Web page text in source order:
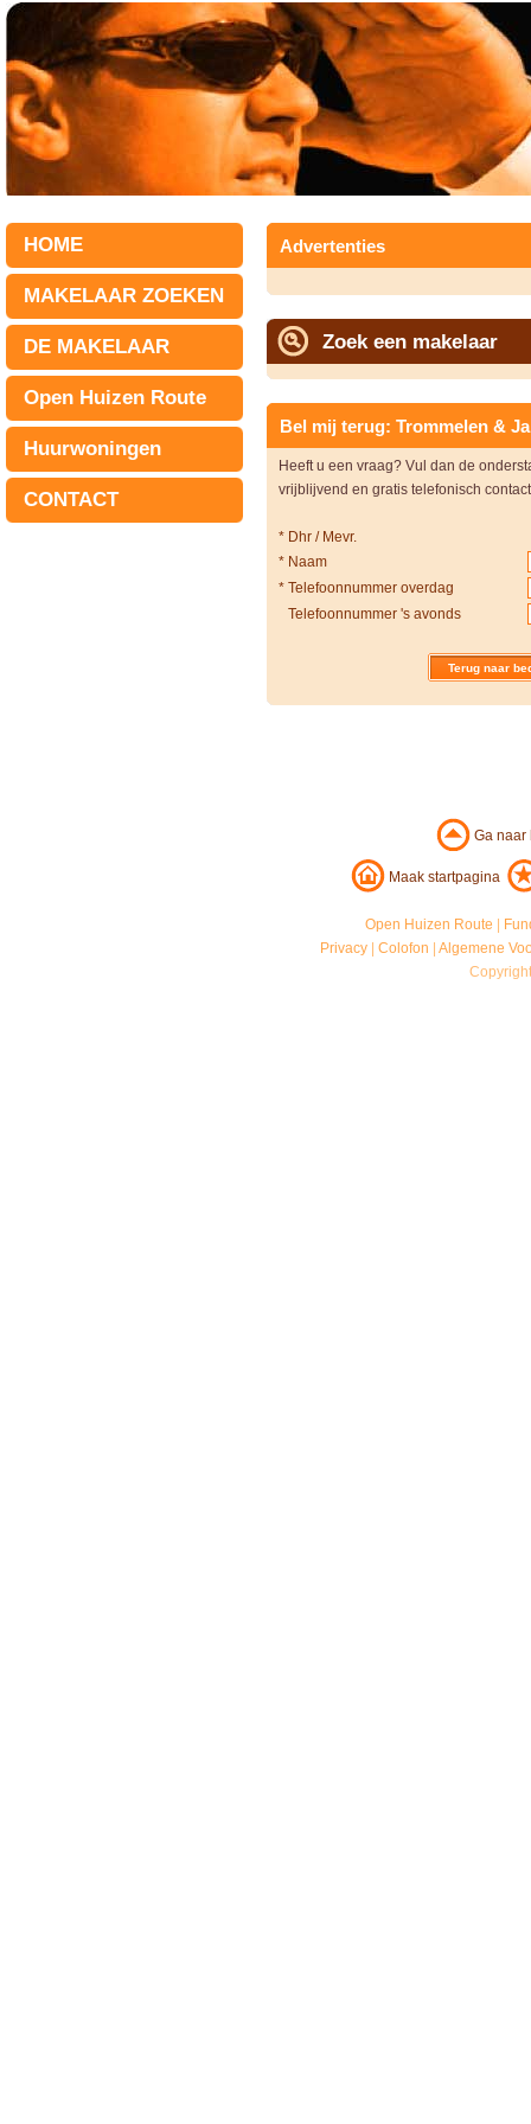
HOME
MAKELAAR ZOEKEN
DE MAKELAAR
Open Huizen Route
Huurwoningen
CONTACT
Advertenties
Zoek een makelaar
Bel mij terug: Trommelen &
Heeft u een vraag? Vul dan de
vrijblijvend en gratis telefonisch
* Dhr / Mevr.
* Naam
* Telefoonnummer overdag
Telefoonnummer 's avonds
Terug naar
Ga
Maak startpagina
Open Huizen Route
Privacy |Colofon |Algemene